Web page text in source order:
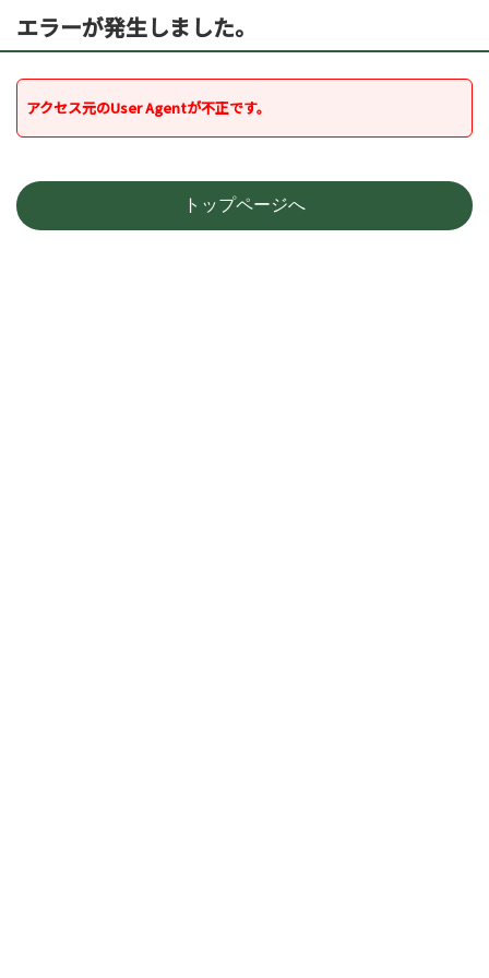
エラーが発生しました。
アクセス元のUser Agentが不正です。
トップページへ